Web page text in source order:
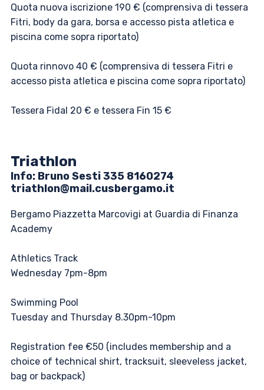
Quota nuova iscrizione 190 € (comprensiva di tessera
Fitri, body da gara, borsa e accesso pista atletica e
piscina come sopra riportato)
Quota rinnovo 40 € (comprensiva di tessera Fitri e
accesso pista atletica e piscina come sopra riportato)
Tessera Fidal 20 € e tessera Fin 15 €
Triathlon
Info: ​​Bruno Sesti 335 8160274
triathlon@mail.cusbergamo.it
Bergamo Piazzetta Marcovigi at Guardia di Finanza
Academy
Athletics Track
Wednesday 7pm-8pm
Swimming Pool
Tuesday and Thursday 8.30pm-10pm
Registration fee €50 (includes membership and a
choice of technical shirt, tracksuit, sleeveless jacket,
bag or backpack)